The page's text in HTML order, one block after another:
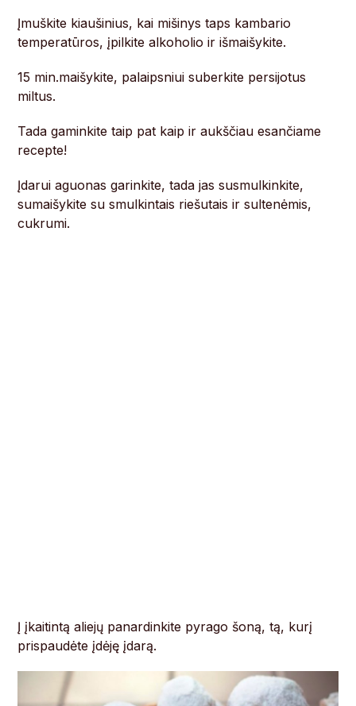
Įmuškite kiaušinius, kai mišinys taps kambario
temperatūros, įpilkite alkoholio ir išmaišykite.
15 min.maišykite, palaipsniui suberkite persijotus
miltus.
Tada gaminkite taip pat kaip ir aukščiau esančiame
recepte!
Įdarui aguonas garinkite, tada jas susmulkinkite,
sumaišykite su smulkintais riešutais ir sultenėmis,
cukrumi.
Į įkaitintą aliejų panardinkite pyrago šoną, tą, kurį
prispaudėte įdėję įdarą.